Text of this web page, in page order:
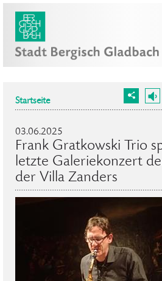
Startseite
03.06.2025
Frank Gratkowski Trio
letzte Galeriekonzert
der Villa Zanders